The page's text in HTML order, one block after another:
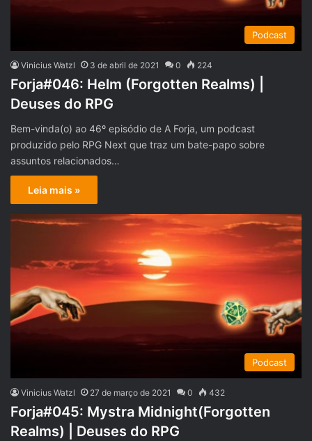
Podcast
Vinicius Watzl 3 de abril de 2021 0 224
Forja#046: Helm (Forgotten Realms) |
Deuses do RPG
Bem-vinda(o) ao 46º episódio de A Forja, um podcast
produzido pelo RPG Next que traz um bate-papo sobre
assuntos relacionados…
Leia mais »
Podcast
Vinicius Watzl 27 de março de 2021 0 432
Forja#045: Mystra Midnight(Forgotten
Realms) | Deuses do RPG